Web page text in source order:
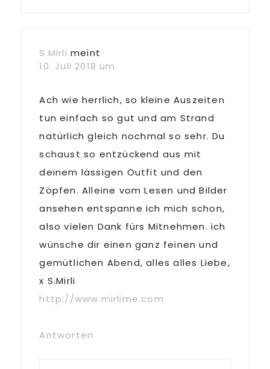
S.Mirli meint
10. Juli 2018 um
Ach wie herrlich, so kleine Auszeiten
tun einfach so gut und am Strand
natürlich gleich nochmal so sehr. Du
schaust so entzückend aus mit
deinem lässigen Outfit und den
Zöpfen. Alleine vom Lesen und Bilder
ansehen entspanne ich mich schon,
also vielen Dank fürs Mitnehmen. ich
wünsche dir einen ganz feinen und
gemütlichen Abend, alles alles Liebe,
x S.Mirli
http://www.mirlime.com
Antworten